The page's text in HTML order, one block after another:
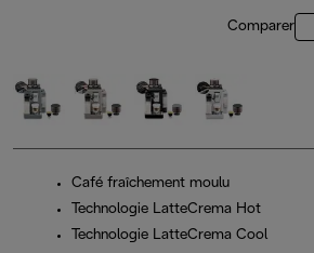
Comparer
Café fraîchement moulu
Technologie LatteCrema Hot
Technologie LatteCrema Cool